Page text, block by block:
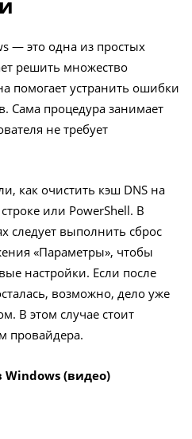
— это одна из простых
решить множество
помогает устранить ошибки
Сама процедура занимает
не требует
как очистить кэш DNS на
или PowerShell. В
следует выполнить сброс
«Параметры», чтобы
настройки. Если после
возможно, дело уже
В этом случае стоит
провайдера.
Windows (видео)